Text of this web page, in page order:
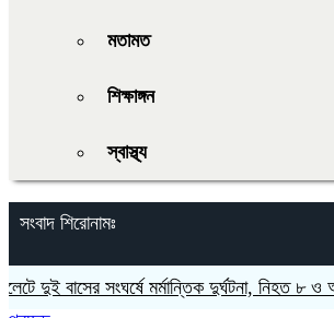
মতামত
শিক্ষাঙ্গন
স্বাস্থ্য
সংবাদ শিরোনামঃ
বাসের সংঘর্ষে মর্মান্তিক দুর্ঘটনা, নিহত ৮ ও আহত ২৫